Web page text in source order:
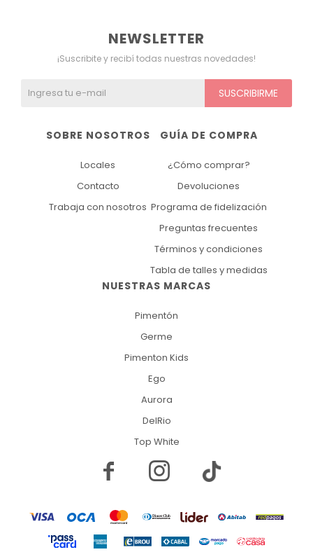
NUESTRAS MARCAS
Pimentón
Germe
Pimenton Kids
Ego
Aurora
DelRio
Top White
GUÍA DE COMPRA
¿Cómo comprar?
Devoluciones
Programa de fidelización
Preguntas frecuentes
Términos y condiciones
Tabla de talles y medidas
SOBRE NOSOTROS
Locales
Contacto
Trabaja con nosotros
NEWSLETTER
¡Suscribite y recibí todas nuestras novedades!
SUSCRIBIRME
 